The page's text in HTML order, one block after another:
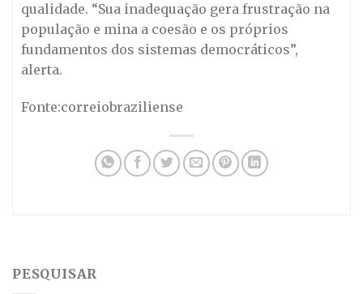
qualidade. “Sua inadequação gera frustração na
população e mina a coesão e os próprios
fundamentos dos sistemas democráticos”,
alerta.
Fonte:correiobraziliense
PESQUISAR